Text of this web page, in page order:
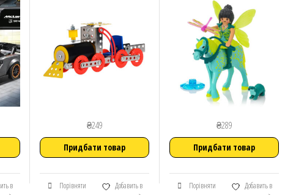
в
₴249
Придбати товар
Порівняти
Добавить в
₴289
Придбати товар
Порівняти
Добавить в